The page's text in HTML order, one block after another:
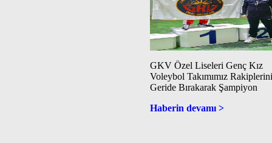
GKV Özel Liseleri Genç Kız
Voleybol Takımımız Rakiplerini
Geride Bırakarak Şampiyon
Haberin devamı >